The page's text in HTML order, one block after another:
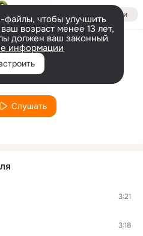
Войти
чтобы улучшить
возраст менее 13 лет,
должен ваш законный
информации
Occhio
Слушать
3:21
3:18